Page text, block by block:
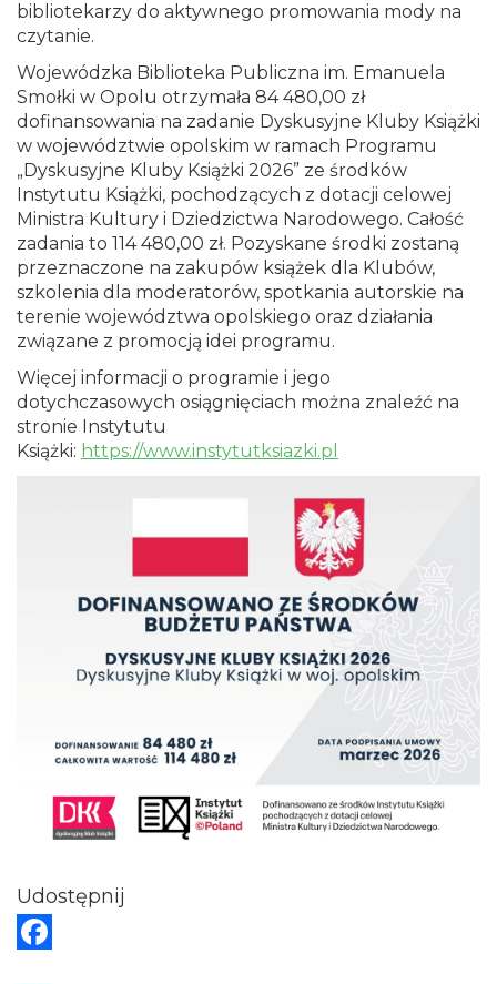
bibliotekarzy do aktywnego promowania mody na
czytanie.
Wojewódzka Biblioteka Publiczna im. Emanuela
Smołki w Opolu otrzymała 84 480,00 zł
dofinansowania na zadanie Dyskusyjne Kluby Książki
w województwie opolskim w ramach Programu
„Dyskusyjne Kluby Książki 2026” ze środków
Instytutu Książki, pochodzących z dotacji celowej
Ministra Kultury i Dziedzictwa Narodowego. Całość
zadania to 114 480,00 zł. Pozyskane środki zostaną
przeznaczone na zakupów książek dla Klubów,
szkolenia dla moderatorów, spotkania autorskie na
terenie województwa opolskiego oraz działania
związane z promocją idei programu.
Więcej informacji o programie i jego
dotychczasowych osiągnięciach można znaleźć na
stronie Instytutu
Książki: https://www.instytutksiazki.pl
Udostępnij